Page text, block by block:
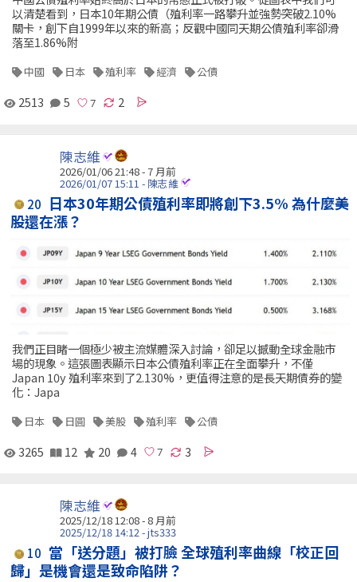
以清楚看到，日本10年期公債（殖利率一路攀升並強勢突破2.10%
關卡，創下自1999年以來的新高；反觀中國同天期公債殖利率卻滑
落至1.86%附
中國 日本 殖利率 經濟 公債
2513 5 2
陳志維
2026/01/06 21:48 - 7 月前
2026/01/07 15:11 - 陳志維
20 日本30年期公債殖利率即將創下3.5% 為什麼美
股還在漲？
我們正目睹一個極少被主流媒體深入討論，卻足以撼動全球金融市
場的現象。這張圖表顯示日本公債殖利率正在全面攀升，不僅
Japan 10y 殖利率來到了2.130%，更值得注意的是長天期債券的變
化：Japa
日本 日圓 美股 殖利率 公債
3265 12 20 4 3
陳志維
2025/12/18 12:08 - 8 月前
2025/12/18 14:12 - jts333
10 當「送分題」被打臉 全球殖利率曲線「校正回
歸」是機會還是致命陷阱？